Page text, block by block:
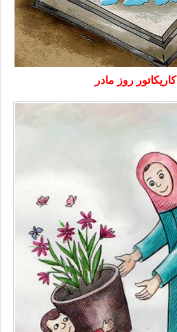
کاریکاتور روز مادر